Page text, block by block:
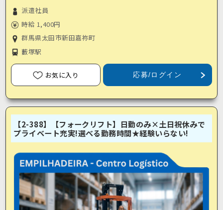
派遣社員
時給 1,400円
群馬県太田市新田嘉祢町
藪塚駅
お気に入り 応募/ログイン
【2-388】【フォークリフト】日勤のみ×土日祝休みで
プライベート充実!選べる勤務時間★経験いらない!